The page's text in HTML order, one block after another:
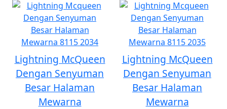
Lightning McQueen
Dengan Senyuman
Besar Halaman
Mewarna
Lightning McQueen
Dengan Senyuman
Besar Halaman
Mewarna